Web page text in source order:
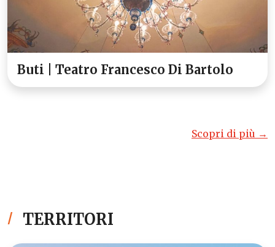
Buti | Teatro Francesco Di Bartolo
Scopri di più →
TERRITORI